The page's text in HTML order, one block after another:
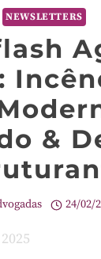
NEWSLETTERS
&
24/02/